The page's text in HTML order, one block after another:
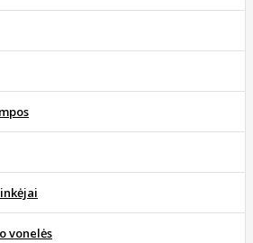
vonelės